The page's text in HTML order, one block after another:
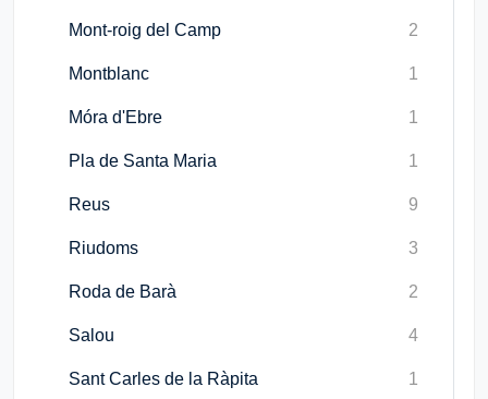
Mont-roig del Camp 2
Montblanc 1
Móra d'Ebre 1
Pla de Santa Maria 1
Reus 9
Riudoms 3
Roda de Barà 2
Salou 4
Sant Carles de la Ràpita 1